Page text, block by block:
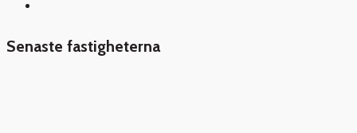
Senaste fastigheterna